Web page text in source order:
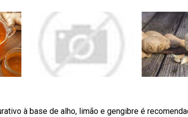
à base de alho, limão e gengibre é